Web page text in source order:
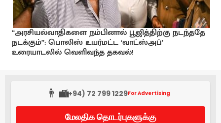
“அரசியல்வாதிகளை நம்பினால் பூஜித்திற்கு நடந்ததே
நடக்கும்”: பொலிஸ் உயர்மட்ட ‘வாட்ஸ்அப்’
உரையாடலில் வெளிவந்த தகவல்!
👨‍💼(+94) 72 799 1229For Advertising
மேலதிக தொடர்புகளுக்கு